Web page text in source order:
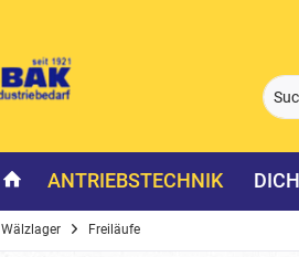
ANTRIEBSTECHNIK
Wälzlager Freiläufe